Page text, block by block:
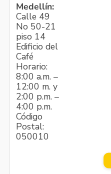
Medellín:
Calle 49
No 50-21
piso 14
Edificio del
Café
Horario:
8:00 a.m. –
12:00 m. y
2:00 p.m. –
4:00 p.m.
Código
Postal:
050010